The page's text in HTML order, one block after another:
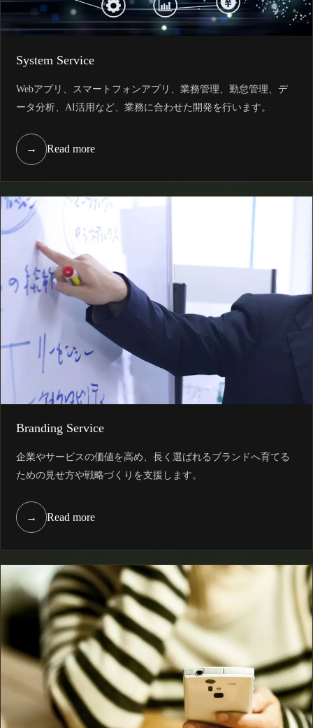
System Service
Webアプリ、スマートフォンアプリ、業務管理、勤怠管理、デ
ータ分析、AI活用など、業務に合わせた開発を行います。
→ Read more
Branding Service
企業やサービスの価値を高め、長く選ばれるブランドへ育てる
ための見せ方や戦略づくりを支援します。
→ Read more